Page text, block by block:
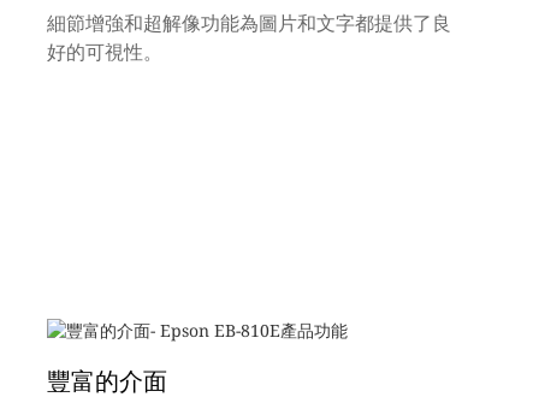
細節增強和超解像功能為圖片和文字都提供了良
好的可視性。
豐富的介面